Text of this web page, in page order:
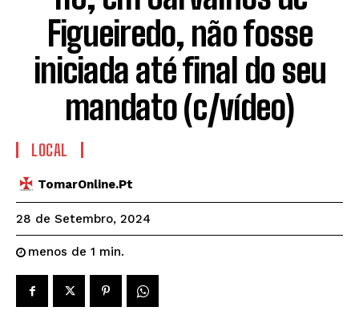
Figueiredo, não fosse
iniciada até final do seu
mandato (c/vídeo)
LOCAL
TomarOnline.pt
28 de Setembro, 2024
menos de 1 min.